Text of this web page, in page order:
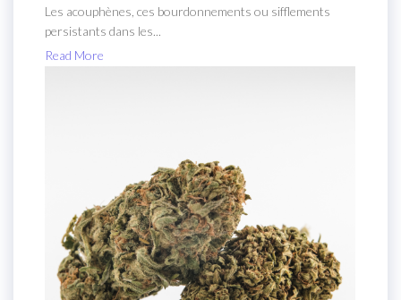
Les acouphènes, ces bourdonnements ou sifflements
persistants dans les...
Read More